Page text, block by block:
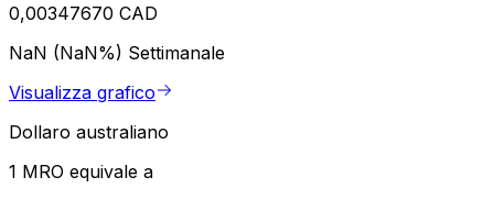
0,00347670 CAD
NaN (NaN%) Settimanale
Visualizza grafico
Dollaro australiano
1 MRO equivale a